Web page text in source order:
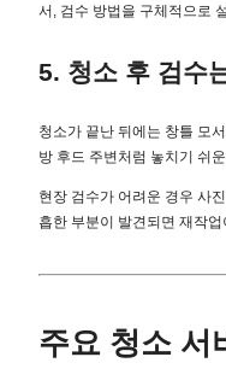
서, 검수 방법을 구체적으로
5. 청소 후 검수
청소가 끝난 뒤에는 창틀 모
방 후드 주변처럼 놓치기 쉬
현장 검수가 어려운 경우 사
흡한 부분이 발견되면 재작
주요 청소 서